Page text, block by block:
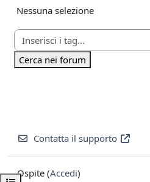
Elementi selezionati:
Nessuna selezione
Cerca nei forum
Contatta il supporto
Ospite (Accedi)